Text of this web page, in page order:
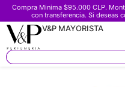
Compra Minima $95.000 CLP.
con transferencia. Si deseas
V&P MAYORISTA